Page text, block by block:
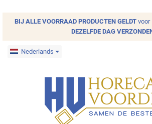
BIJ ALLE VOORRAAD PRODUCTEN GELDT voor
DEZELFDE DAG
Nederlands